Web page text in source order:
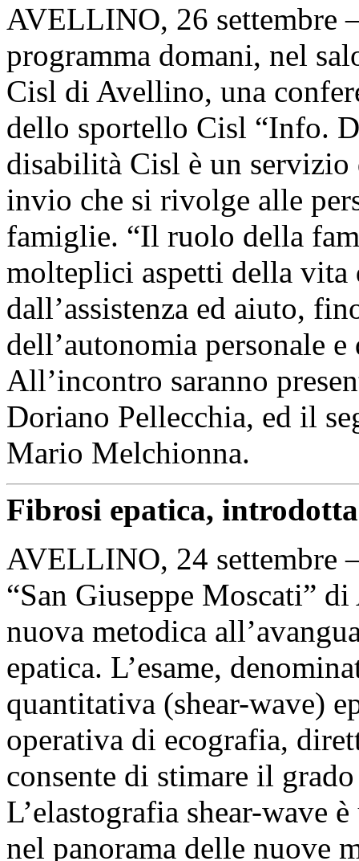
AVELLINO, 26 settembre
programma domani, nel
Cisl di Avellino, una
dello sportello Cisl “Info.
disabilità Cisl è un
invio che si rivolge alle
famiglie. “Il ruolo della
molteplici aspetti della vita
dall’assistenza ed aiuto,
dell’autonomia personale
All’incontro saranno
Doriano Pellecchia, ed il
Mario Melchionna.
Fibrosi epatica,
AVELLINO, 24 settembre
“San Giuseppe Moscati”
nuova metodica
epatica. L’esame,
quantitativa (shear-wave)
operativa di ecografia,
consente di stimare il
L’elastografia shear-wave
nel panorama delle nuove